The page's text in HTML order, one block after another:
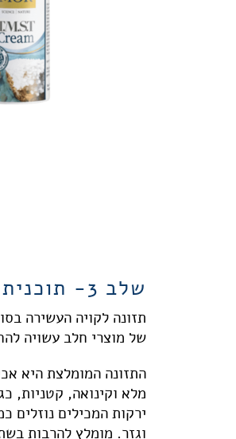
שלב 3- תוכנית תזונה מומלצת
תזונה לקויה העשירה
של מוצרי חלב עשויה
התזונה המומלצת היא
מלא וקינואה, קטניות,
ירקות המכילים נוזלים
וגזר. מומלץ להרבות